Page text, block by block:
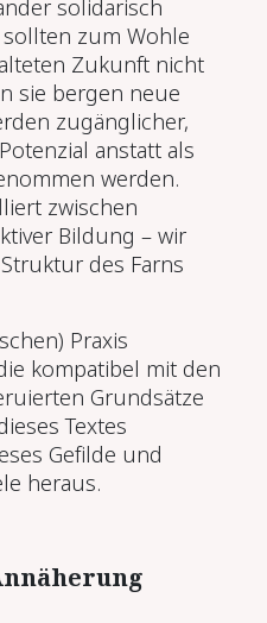
solidarisch
zum Wohle
Zukunft nicht
sie bergen neue
zugänglicher,
anstatt als
werden.
zwischen
Bildung – wir
des Farns
Praxis
kompatibel mit den
Grundsätze
Textes
Gefilde und
heraus.